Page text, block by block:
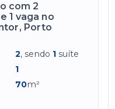
com 2
1 vaga no
Porto
2, sendo 1 suíte
1
70m²